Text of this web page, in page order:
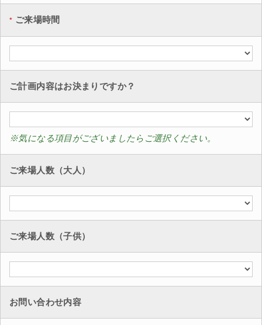
ご来場時間
ご計画内容はお決まりですか？
※気になる項目がございましたらご選択ください。
ご来場人数（大人）
ご来場人数（子供）
お問い合わせ内容